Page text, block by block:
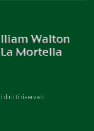
diritti riservati.